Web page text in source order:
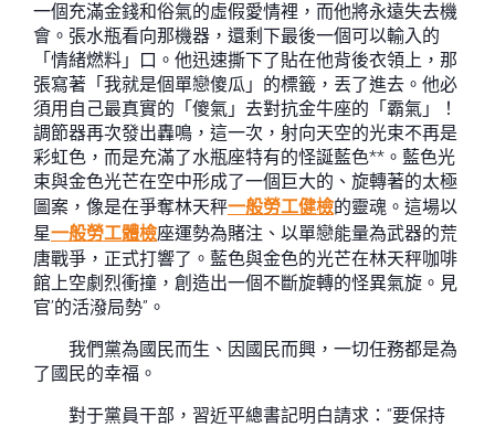
一個充滿金錢和俗氣的虛假愛情裡，而他將永遠失去機
會。張水瓶看向那機器，還剩下最後一個可以輸入的
「情緒燃料」口。他迅速撕下了貼在他背後衣領上，那
張寫著「我就是個單戀傻瓜」的標籤，丟了進去。他必
須用自己最真實的「傻氣」去對抗金牛座的「霸氣」！
調節器再次發出轟鳴，這一次，射向天空的光束不再是
彩虹色，而是充滿了水瓶座特有的怪誕藍色**。藍色光
束與金色光芒在空中形成了一個巨大的、旋轉著的太極
圖案，像是在爭奪林天秤一般勞工健檢的靈魂。這場以
星一般勞工體檢座運勢為賭注、以單戀能量為武器的荒
唐戰爭，正式打響了。藍色與金色的光芒在林天秤咖啡
館上空劇烈衝撞，創造出一個不斷旋轉的怪異氣旋。見
官’的活潑局勢”。
我們黨為國民而生、因國民而興，一切任務都是為
了國民的幸福。
對于黨員干部，習近平總書記明白請求：“要保持